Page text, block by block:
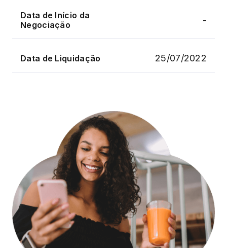
Data de Início da
Negociação
-
Data de Liquidação 25/07/2022